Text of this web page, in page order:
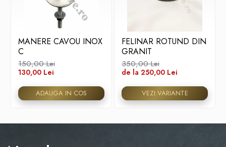
MANERE CAVOU INOX
C
150,00 Lei
130,00 Lei
ADAUGA IN COS
FELINAR ROTUND DIN
GRANIT
350,00 Lei
de la 250,00 Lei
VEZI VARIANTE